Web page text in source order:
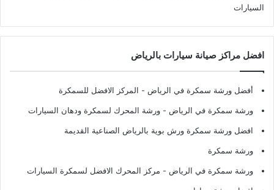
السيارات
افضل مراكز صيانة سيارات بالرياض
أفضل ورشة سمكرة في الرياض - المركز الافضل للسمكرة
ورشة سمكرة في الرياض - ورشة المحرك لسمكرة ودهان السيارات
افضل ورشة سمكرة ورش بوية بالرياض الصناعية القديمة
ورشة سمكرة
ورشة سمكرة في الرياض - مركز المحرك الافضل لسمكرة السيارات